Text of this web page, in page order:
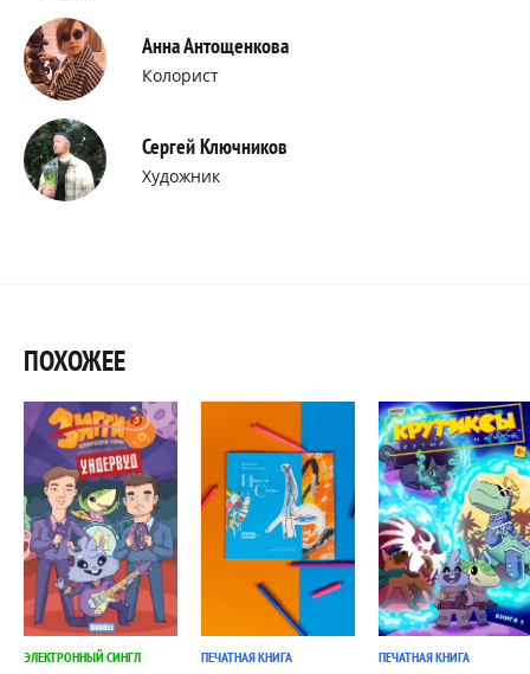
Анна Антощенкова
Колорист
Сергей Ключников
Художник
ПОХОЖЕЕ
ЭЛЕКТРОННЫЙ СИНГЛ ПЕЧАТНАЯ КНИГА ПЕЧАТНАЯ КНИГА